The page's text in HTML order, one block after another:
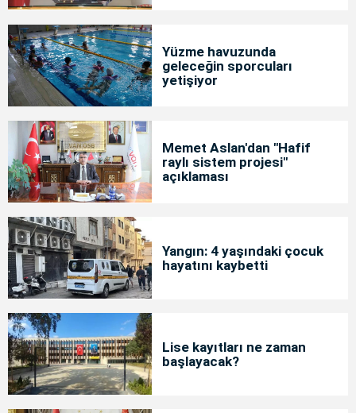
Yüzme havuzunda
geleceğin sporcuları
yetişiyor
Memet Aslan'dan "Hafif
raylı sistem projesi"
açıklaması
Yangın: 4 yaşındaki çocuk
hayatını kaybetti
Lise kayıtları ne zaman
başlayacak?